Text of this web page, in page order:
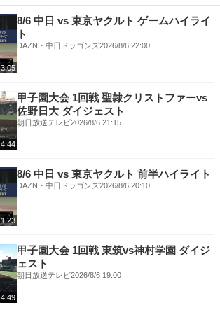
3:05
8/6 中日 vs 東京ヤクルト ゲームハイライ
ト
DAZN・中日ドラゴンズ2026/8/6 22:00
4:44
甲子園大会 1回戦 聖隷クリストファーvs
佐野日大 ダイジェスト
朝日放送テレビ2026/8/6 21:15
1:23
8/6 中日 vs 東京ヤクルト 前半ハイライト
DAZN・中日ドラゴンズ2026/8/6 20:10
4:49
甲子園大会 1回戦 東筑vs神村学園 ダイジ
ェスト
朝日放送テレビ2026/8/6 19:00